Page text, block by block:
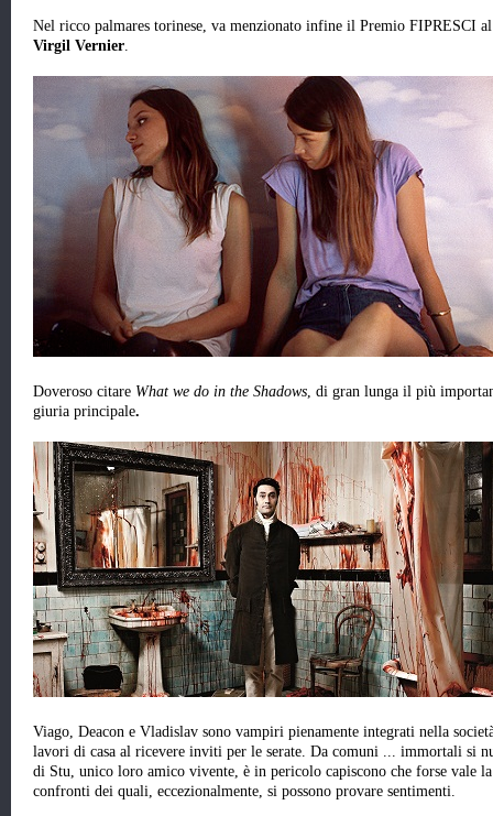
Nel ricco palmares torinese, va menzionato infine il Premio FIPRESCI
Virgil Vernier.
Doveroso citare What we do in the Shadows, di gran lunga il più
giuria principale.
Viago, Deacon e Vladislav sono vampiri pienamente integrati nella
lavori di casa al ricevere inviti per le serate. Da comuni ... immortali si
di Stu, unico loro amico vivente, è in pericolo capiscono che forse vale
confronti dei quali, eccezionalmente, si possono provare sentimenti.